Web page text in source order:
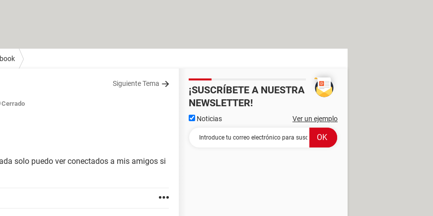
Siguiente Tema
Cerrado
solo puedo ver conectados a mis amigos si
¡SUSCRÍBETE A NUESTRA
NEWSLETTER!
Noticias Ver un ejemplo